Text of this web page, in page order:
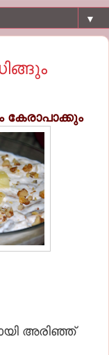
▼
കേരാപാക്കും
അരിഞ്ഞ്